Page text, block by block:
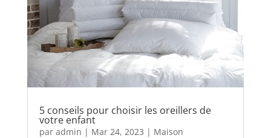
5 conseils pour choisir les oreillers de
votre enfant
par admin | Mar 24, 2023 | Maison